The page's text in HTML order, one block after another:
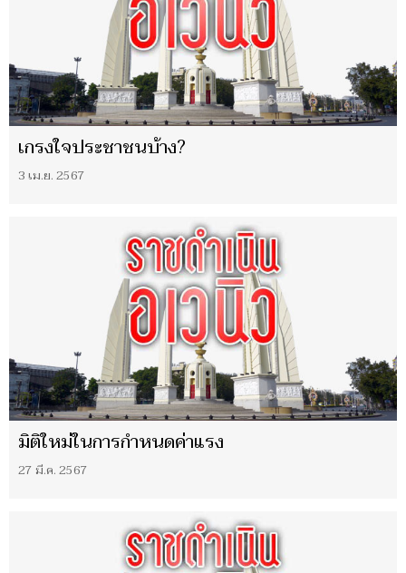
เกรงใจประชาชนบ้าง?
3 เม.ย. 2567
มิติใหม่ในการกำหนดค่าแรง
27 มี.ค. 2567